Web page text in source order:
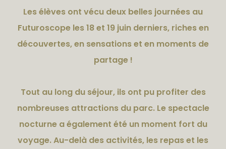
Les élèves ont vécu deux belles journées au
Futuroscope les 18 et 19 juin derniers, riches en
découvertes, en sensations et en moments de
partage !
Tout au long du séjour, ils ont pu profiter des
nombreuses attractions du parc. Le spectacle
nocturne a également été un moment fort du
voyage. Au-delà des activités, les repas et les